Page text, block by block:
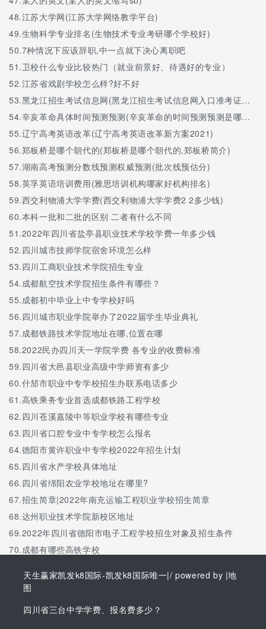
48.江苏大学网(江苏大学网络教学平台)
49.生物科学专业排名(生物技术专业考研哪个学校好)
50.7种情况下应该辞职,中一点就下决心离职吧
51.卫校什么专业比较热门（就业前景好、待遇好的专业）
52.江苏省戏剧学校怎么样?好不好
53.黑龙江招生考试信息网(黑龙江招生考试信息网入口准考证打印)
54.辛亥革命具体时间预测预测(辛亥革命的时间预测预测是哪一年)
55.辽宁高考英语改革(辽宁高考英语改革新方案2021)
56.郑板桥是哪个朝代的(郑板桥是哪个朝代的,郑板桥简介)
57.湖南高考预测分数线预测权威预测(批次线预估分)
58.英孚英语培训费用(雅思培训机构哪家好机构排名)
59.西交利物浦大学学费(西交利物浦大学学费2 2多少钱)
60.本科一批和二批的区别 二者有什么不同
51.2022年四川省盐亭县职业技术学校学费一年多少钱
52.四川城市技师学院宿舍环境怎么样
53.四川工商职业技术学院招生专业
54.成都航空技术学院招生条件有哪些？
55.成都初中毕业上中专学校好吗
56.四川城市职业学院举办了2022届学生毕业典礼
57.成都铁路技术学院地址在哪,位置在哪
58.2022民办四川天一学院学费 各专业的收费标准
59.四川省大邑县职业高级中学师资有多少
60.什邡市职业中专学校招生办联系电话多少
61.高铁乘务专业首选成都铁路工程学校
62.四川苍溪嘉陵中等职业学校有哪些专业
63.四川省口腔专业中专学校怎么报名
64.德阳市黄许职业中专学校2022年招生计划
65.四川省水产学校具体地址
66.四川省绵阳农业学校地址在哪里?
67.招生简章|2022年南充运输工程职业学校招生简章
68.达州职业技术学院新校区地址
69.2022年四川省德阳市电子工程学校招生对象及招生条件
70.成都有哪些高铁学校
天生赢家凯发k8国际-凯发k8国际唯一|/ powered by |地
图
四川省三台中学学费、报名费多少？